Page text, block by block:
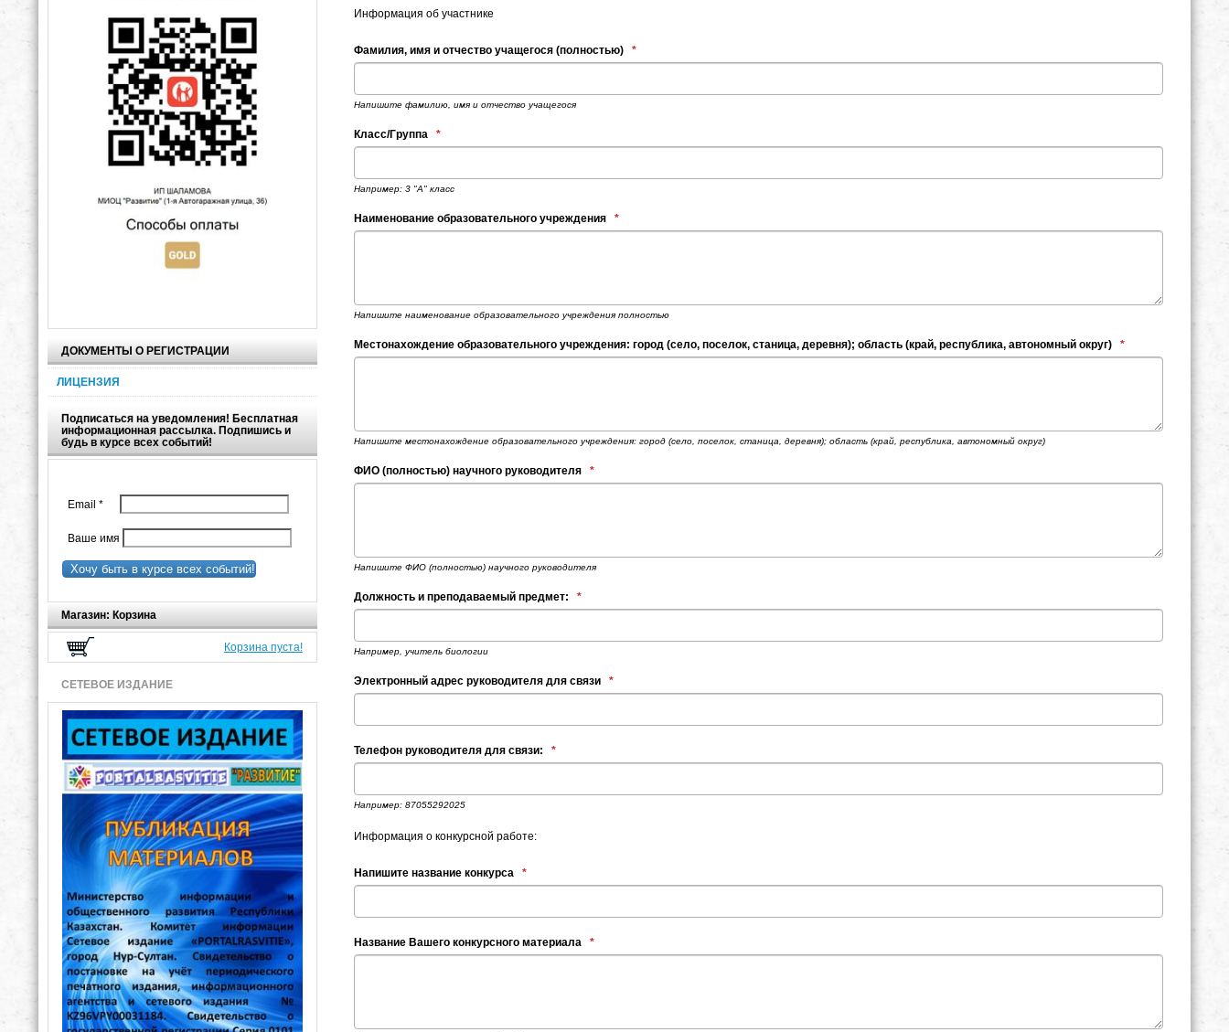
ДОКУМЕНТЫ О РЕГИСТРАЦИИ
ЛИЦЕНЗИЯ
Подписаться на уведомления! Бесплатная
информационная рассылка. Подпишись и
будь в курсе всех событий!
Email *
Ваше имя
Хочу быть в курсе всех событий!
Магазин: Корзина
Корзина пуста!
СЕТЕВОЕ ИЗДАНИЕ
Информация об участнике
Фамилия, имя и отчество учащегося (полностью) *
Напишите фамилию, имя и отчество учащегося
Класс/Группа *
Например: 3 "А" класс
Наименование образовательного учреждения *
Напишите наименование образовательного учреждения полностью
Местонахождение образовательного учреждения: город (село, поселок, станица, деревня); область (край, республика, автономный округ) *
Напишите местонахождение образовательного учреждения: город (село, поселок, станица, деревня); область (край, республика, автономный округ)
ФИО (полностью) научного руководителя *
Напишите ФИО (полностью) научного руководителя
Должность и преподаваемый предмет: *
Например, учитель биологии
Электронный адрес руководителя для связи *
Телефон руководителя для связи: *
Например: 87055292025
Информация о конкурсной работе:
Напишите название конкурса *
Название Вашего конкурсного материала *